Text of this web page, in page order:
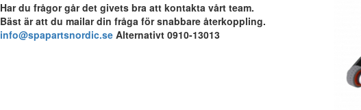
Har du frågor går det givets bra att kontakta vårt team.
Bäst är att du mailar din fråga för snabbare återkoppling.
info@spapartsnordic.seAlternativt 0910-13013